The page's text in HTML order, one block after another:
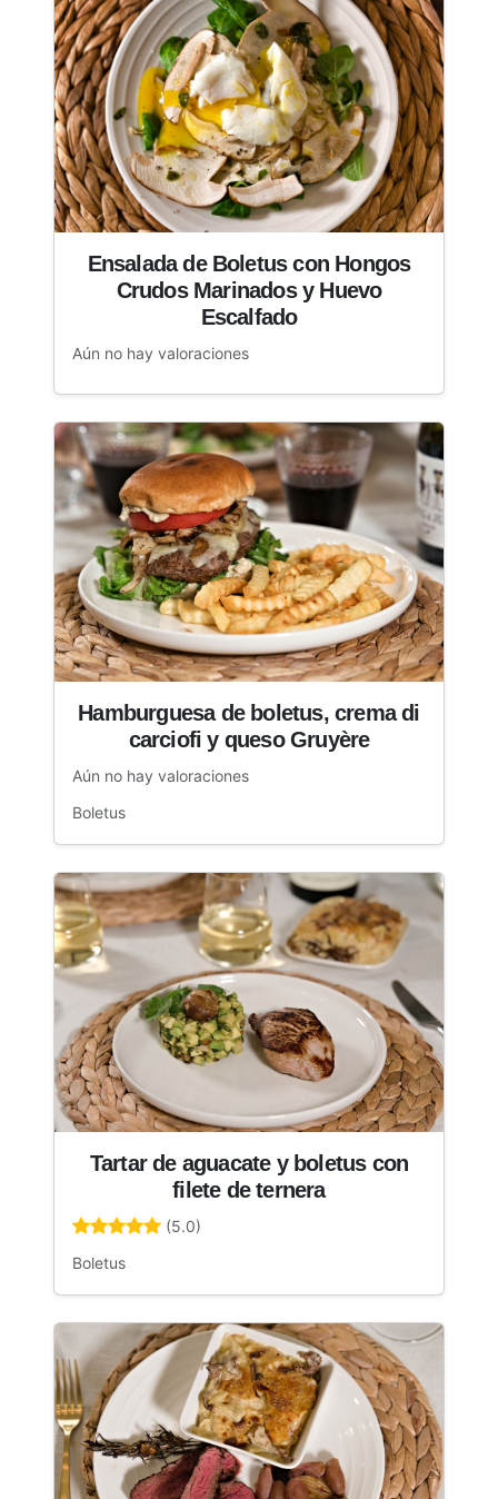
Ensalada de Boletus con Hongos
Crudos Marinados y Huevo
Escalfado
Aún no hay valoraciones
Hamburguesa de boletus, crema di
carciofi y queso Gruyère
Aún no hay valoraciones
Boletus
Tartar de aguacate y boletus con
filete de ternera
(5.0)
Boletus